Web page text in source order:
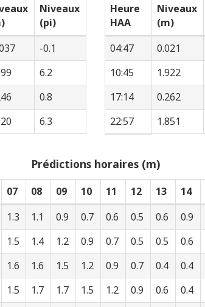
Niveaux
(pi)
-0.1
6.2
0.8
6.3
Heure
HAA
Niveaux
(m)
04:47
0.021
10:45
1.922
17:14
0.262
22:57
1.851
Prédictions horaires (m)
07 08 09 10 11 12 13 14
1.3 1.1 0.9 0.7 0.6 0.5 0.6 0.9
1.5 1.4 1.2 0.9 0.7 0.5 0.5 0.6
1.6 1.6 1.5 1.2 0.9 0.7 0.4 0.4
1.5 1.7 1.7 1.5 1.2 0.9 0.6 0.4